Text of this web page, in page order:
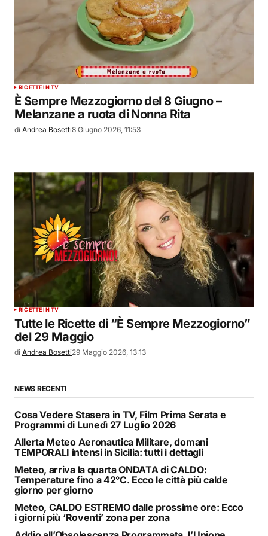
RICETTE IN TV
È Sempre Mezzogiorno del 8 Giugno –
Melanzane a ruota di Nonna Rita
di Andrea Bosetti8 Giugno 2026, 11:53
RICETTE IN TV
Tutte le Ricette di “È Sempre Mezzogiorno”
del 29 Maggio
di Andrea Bosetti29 Maggio 2026, 13:13
NEWS RECENTI
Cosa Vedere Stasera in TV, Film Prima Serata e
Programmi di Lunedì 27 Luglio 2026
Allerta Meteo Aeronautica Militare, domani
TEMPORALI intensi in Sicilia: tutti i dettagli
Meteo, arriva la quarta ONDATA di CALDO:
Temperature fino a 42°C. Ecco le città più calde
giorno per giorno
Meteo, CALDO ESTREMO dalle prossime ore: Ecco
i giorni più ‘Roventi’ zona per zona